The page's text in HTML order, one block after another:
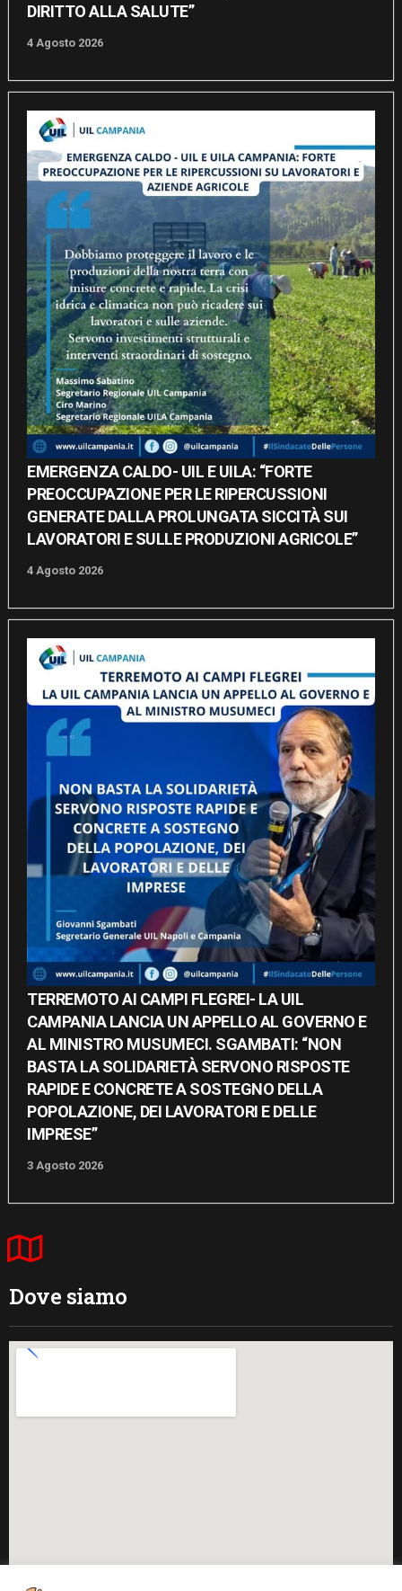
DIRITTO ALLA SALUTE”
4 Agosto 2026
EMERGENZA CALDO- UIL E UILA: “FORTE
PREOCCUPAZIONE PER LE RIPERCUSSIONI
GENERATE DALLA PROLUNGATA SICCITÀ SUI
LAVORATORI E SULLE PRODUZIONI AGRICOLE”
4 Agosto 2026
TERREMOTO AI CAMPI FLEGREI- LA UIL
CAMPANIA LANCIA UN APPELLO AL GOVERNO E
AL MINISTRO MUSUMECI. SGAMBATI: “NON
BASTA LA SOLIDARIETÀ SERVONO RISPOSTE
RAPIDE E CONCRETE A SOSTEGNO DELLA
POPOLAZIONE, DEI LAVORATORI E DELLE
IMPRESE”
3 Agosto 2026
Dove siamo